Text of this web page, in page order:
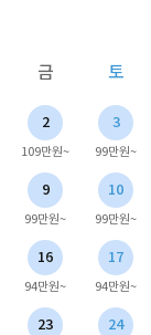
금 토
2
109만원~
3
99만원~
9
99만원~
10
99만원~
16
94만원~
17
94만원~
23 24